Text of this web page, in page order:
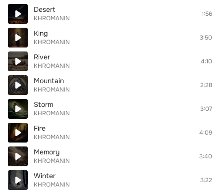
Desert
KHROMANIN
1:56
King
KHROMANIN
3:50
River
KHROMANIN
4:10
Mountain
KHROMANIN
2:28
Storm
KHROMANIN
3:07
Fire
KHROMANIN
4:09
Memory
KHROMANIN
3:40
Winter
KHROMANIN
3:22